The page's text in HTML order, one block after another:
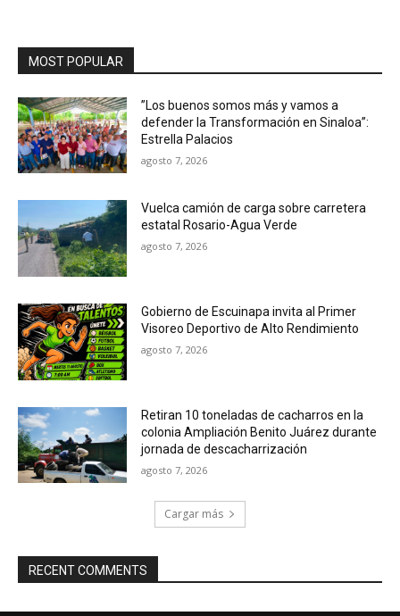
MOST POPULAR
”Los buenos somos más y vamos a
defender la Transformación en Sinaloa”:
Estrella Palacios
agosto 7, 2026
Vuelca camión de carga sobre carretera
estatal Rosario-Agua Verde
agosto 7, 2026
Gobierno de Escuinapa invita al Primer
Visoreo Deportivo de Alto Rendimiento
agosto 7, 2026
Retiran 10 toneladas de cacharros en la
colonia Ampliación Benito Juárez durante
jornada de descacharrización
agosto 7, 2026
Cargar más
RECENT COMMENTS